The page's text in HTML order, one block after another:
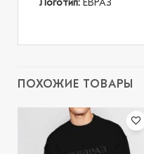
ПОХОЖИЕ ТОВАРЫ
избранное